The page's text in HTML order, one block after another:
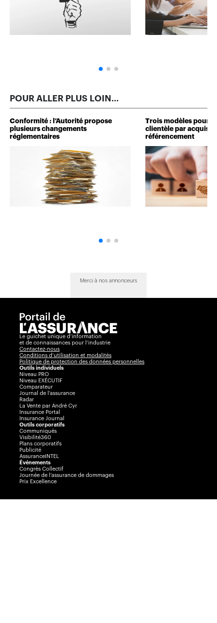
POUR ALLER PLUS LOIN...
Conformité : l’Autorité propose
plusieurs changements
réglementaires
Trois modèles pour
clientèle par
référencement
Merci à nos annonceurs
Le guichet unique d’information
et de connaissances pour l’industrie
Contactez-nous
Conditions d’utilisation et modalités
Politique de protection des données personnelles
Outils individuels
Niveau PRO
Niveau EXÉCUTIF
Comparateur
Journal de l’assurance
Radar
La Vente par André Cyr
Insurance Portal
Insurance Journal
Outils corporatifs
Communiqués
Visibilité360
Plans corporatifs
Publicité
AssuranceINTEL
Événements
Congrès Collectif
Journée de l’assurance de dommages
Prix Excellence